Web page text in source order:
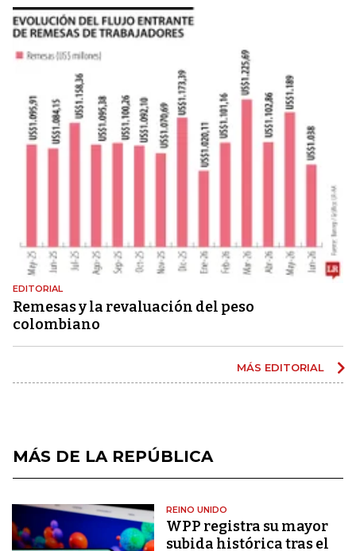
EDITORIAL
Remesas y la revaluación del peso
colombiano
MÁS EDITORIAL
MÁS DE LA REPÚBLICA
REINO UNIDO
WPP registra su mayor
subida histórica tras el